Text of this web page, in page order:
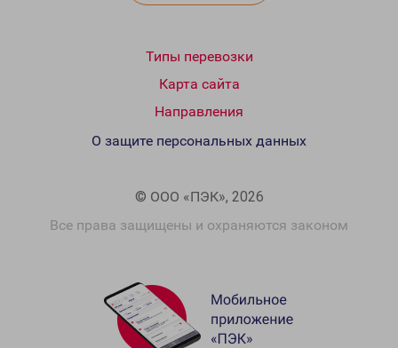
Типы перевозки
Карта сайта
Направления
© ООО «ПЭК», 2026
Все права защищены и охраняются законом
О защите персональных данных